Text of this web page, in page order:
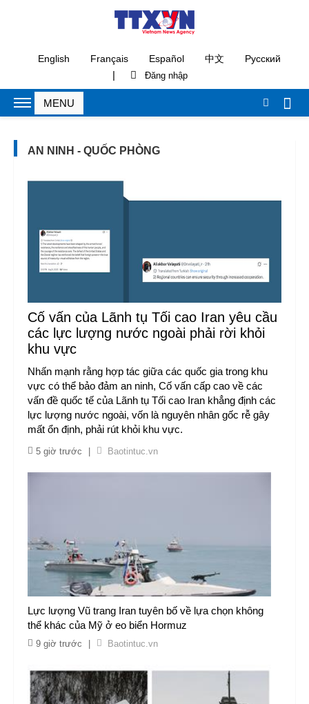
English Français Español 中文 Русский
|
AN NINH - QUỐC PHÒNG
Cố vấn của Lãnh tụ Tối cao Iran yêu cầu
các lực lượng nước ngoài phải rời khỏi
khu vực
Nhấn mạnh rằng hợp tác giữa các quốc gia trong khu
vực có thể bảo đảm an ninh, Cố vấn cấp cao về các
vấn đề quốc tế của Lãnh tụ Tối cao Iran khẳng định các
lực lượng nước ngoài, vốn là nguyên nhân gốc rễ gây
mất ổn định, phải rút khỏi khu vực.
5 giờ trước Baotintuc.vn
Lực lượng Vũ trang Iran tuyên bố về lựa chọn không
thể khác của Mỹ ở eo biển Hormuz
9 giờ trước Baotintuc.vn